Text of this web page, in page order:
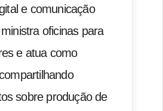
e comunicação
oficinas para
e atua como
sobre produção de